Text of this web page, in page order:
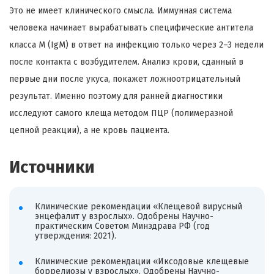
Это не имеет клинического смысла. Иммунная система
человека начинает вырабатывать специфические антитела
класса M (IgM) в ответ на инфекцию только через 2–3 недели
после контакта с возбудителем. Анализ крови, сданный в
первые дни после укуса, покажет ложноотрицательный
результат. Именно поэтому для ранней диагностики
исследуют самого клеща методом ПЦР (полимеразной
цепной реакции), а не кровь пациента.
Источники
Клинические рекомендации «Клещевой вирусный
энцефалит у взрослых». Одобрены Научно-
практическим Советом Минздрава РФ (год
утверждения: 2021).
Клинические рекомендации «Иксодовые клещевые
боррелиозы у взрослых». Одобрены Научно-